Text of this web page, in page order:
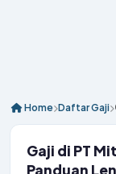
Home Daftar Gaji
Gaji di PT
Panduan